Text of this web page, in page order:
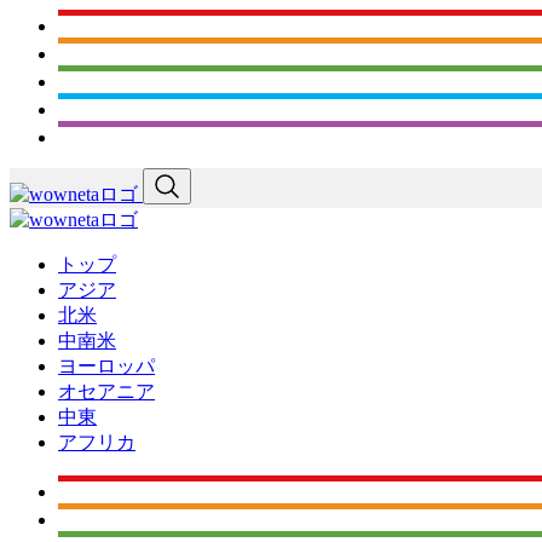
トップ
アジア
北米
中南米
ヨーロッパ
オセアニア
中東
アフリカ